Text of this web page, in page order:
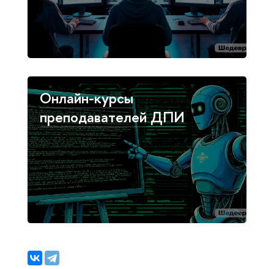
Онлайн-курсы
преподавателей ДПИ